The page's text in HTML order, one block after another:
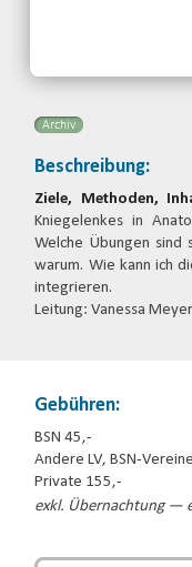
Archiv
Beschreibung:
Ziele, Methoden,
Kniegelenkes in
Welche Übungen sind
warum. Wie kann ich
integrieren.
Leitung: Vanessa
Gebühren:
BSN 45,-
Andere LV, BSN-
Private 155,-
exkl. Übernachtung —